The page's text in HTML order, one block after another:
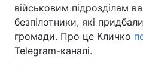
військовим підрозділам
безпілотники, які
громади. Про це Кличко
Telegram-каналі.